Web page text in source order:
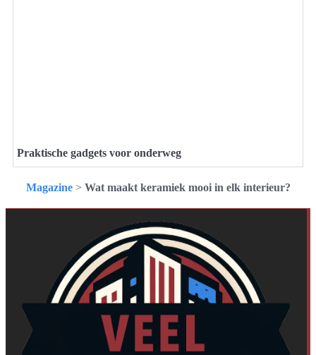
Praktische gadgets voor onderweg
Magazine> Wat maakt keramiek mooi in elk interieur?